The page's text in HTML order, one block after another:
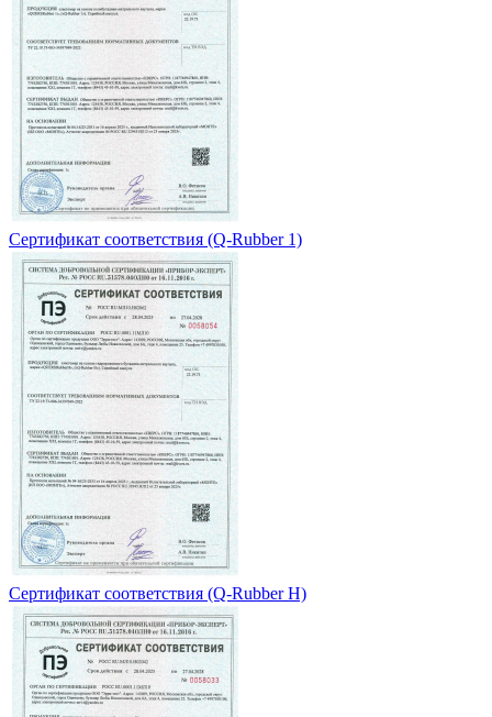
Сертификат соответствия (Q-Rubber 1)
Сертификат соответствия (Q-Rubber H)